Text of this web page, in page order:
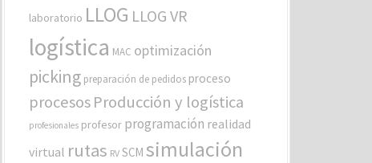
laboratorio LLOG LLOG VR
logística MAC optimización
picking preparación de pedidos proceso
procesosProducción y logística
profesionales profesor programación realidad
virtual rutas RV SCM simulación